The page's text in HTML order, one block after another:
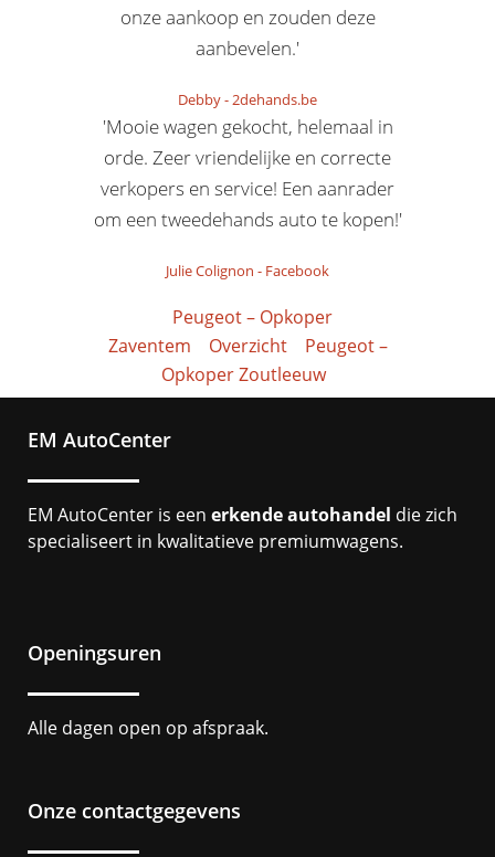
onze aankoop en zouden deze
aanbevelen.'
Debby-2dehands.be
'Mooie wagen gekocht, helemaal in
orde. Zeer vriendelijke en correcte
verkopers en service! Een aanrader
om een tweedehands auto te kopen!'
Julie Colignon - Facebook
Peugeot – Opkoper
Zaventem
Overzicht
Peugeot –
Opkoper Zoutleeuw
EM AutoCenter
EM AutoCenter is een erkende autohandel die zich
specialiseert in kwalitatieve premiumwagens.
Openingsuren
Alle dagen open op afspraak.
Onze contactgegevens